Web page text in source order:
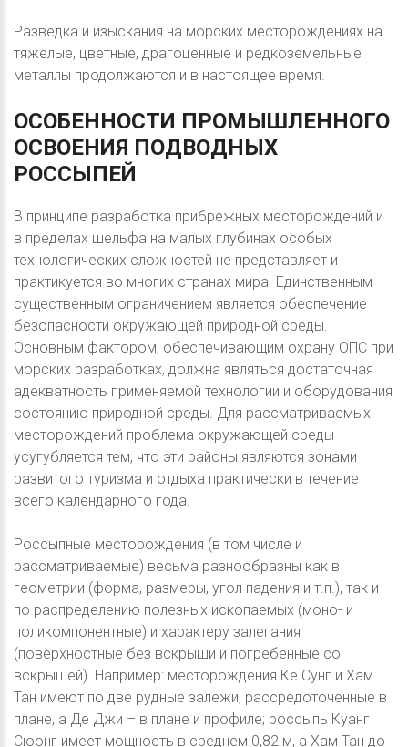
Разведка и изыскания на морских месторождениях на
тяжелые, цветные, драгоценные и редкоземельные
металлы продолжаются и в настоящее время.
ОСОБЕННОСТИ ПРОМЫШЛЕННОГО
ОСВОЕНИЯ ПОДВОДНЫХ
РОССЫПЕЙ
В принципе разработка прибрежных месторождений и
в пределах шельфа на малых глубинах особых
технологических сложностей не представляет и
практикуется во многих странах мира. Единственным
существенным ограничением является обеспечение
безопасности окружающей природной среды.
Основным фактором, обеспечивающим охрану ОПС при
морских разработках, должна являться достаточная
адекватность применяемой технологии и оборудования
состоянию природной среды. Для рассматриваемых
месторождений проблема окружающей среды
усугубляется тем, что эти районы являются зонами
развитого туризма и отдыха практически в течение
всего календарного года.
Россыпные месторождения (в том числе и
рассматриваемые) весьма разнообразны как в
геометрии (форма, размеры, угол падения и т.п.), так и
по распределению полезных ископаемых (моно- и
поликомпонентные) и характеру залегания
(поверхностные без вскрыши и погребенные со
вскрышей). Например: месторождения Ке Сунг и Хам
Тан имеют по две рудные залежи, рассредоточенные в
плане, а Де Джи – в плане и профиле; россыпь Куанг
Сюонг имеет мощность в среднем 0,82 м, а Хам Тан до